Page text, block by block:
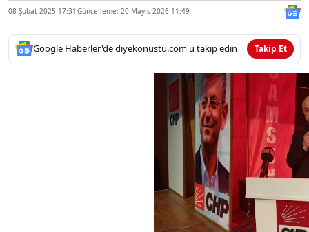
08 Şubat 2025 17:31 Güncelleme: 20 Mayıs 2026 11:49
Google Haberler'de diyekonustu.com'u takip edin Takip Et